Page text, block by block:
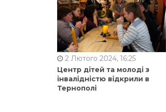
2 Лютого 2024, 16:25
Центр дітей та молоді з
інвалідністю відкрили в
Тернополі